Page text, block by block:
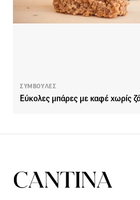
ΣΥΜΒΟΥΛΕΣ
Εύκολες μπάρες με καφέ χωρίς